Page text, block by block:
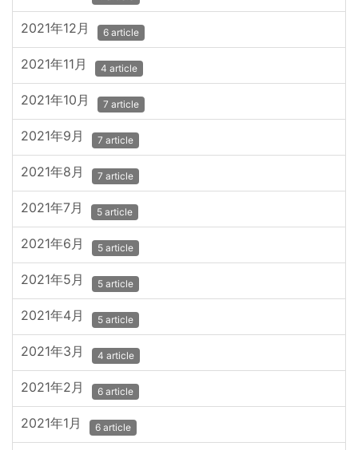
2021年12月 6 article
2021年11月 4 article
2021年10月 7 article
2021年9月 7 article
2021年8月 7 article
2021年7月 5 article
2021年6月 5 article
2021年5月 5 article
2021年4月 5 article
2021年3月 4 article
2021年2月 6 article
2021年1月 6 article